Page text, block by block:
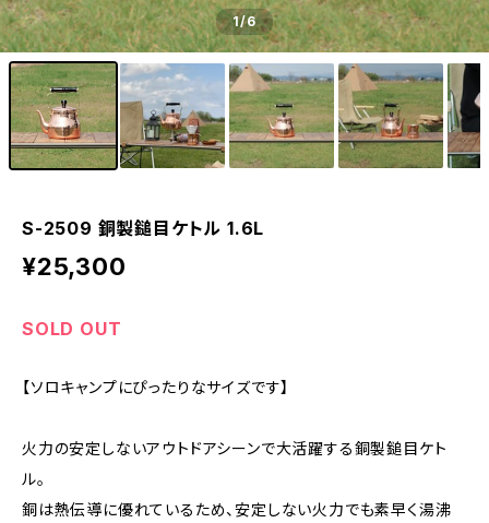
1/6
S-2509 銅製鎚目ケトル 1.6L
¥25,300
SOLD OUT
【ソロキャンプにぴったりなサイズです】
火力の安定しないアウトドアシーンで大活躍する銅製鎚目ケト
ル。
銅は熱伝導に優れているため、安定しない火力でも素早く湯沸